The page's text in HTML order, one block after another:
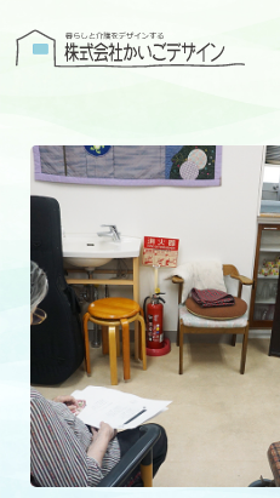
有料老人ホームユタリト
ユタリト船橋
ユタリト市川
デイサービスネスト実籾
建築設計
ブログ
会社案内